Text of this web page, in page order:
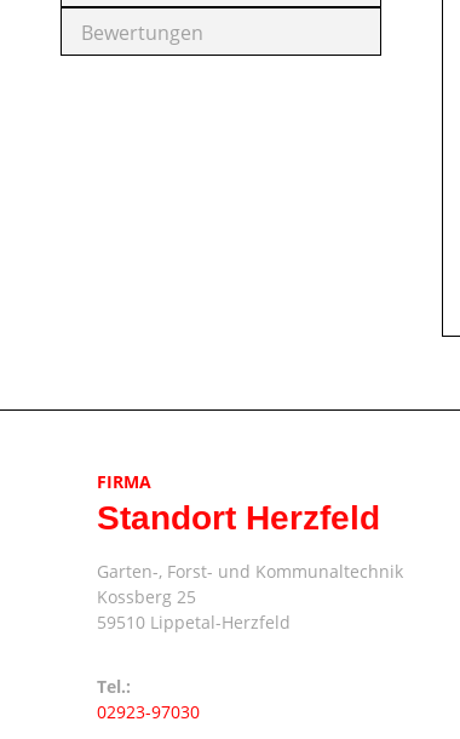
Bewertungen
FIRMA
Standort Herzfeld
Garten-, Forst- und Kommunaltechnik
Kossberg 25
59510 Lippetal-Herzfeld
Tel.:
02923-97030